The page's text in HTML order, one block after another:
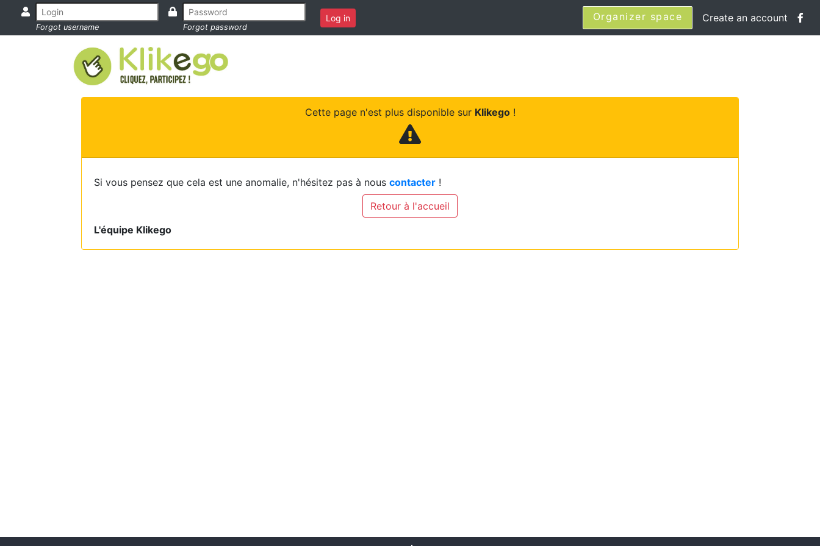
Forgot username Forgot password
Log in Organizer space Create an account
Cette page n'est plus disponible sur Klikego!
Si vous pensez que cela est une anomalie, n'hésitez pas à nous contacter !
Retour à l'accueil
L'équipe Klikego